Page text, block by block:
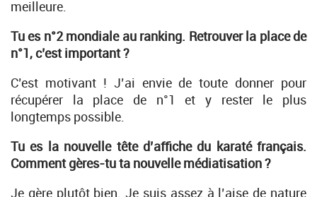
meilleure.
Tu es n°2 mondiale au ranking. Retrouver la place de
n°1, c’est important ?
C’est motivant ! J’ai envie de toute donner pour
récupérer la place de n°1 et y rester le plus
longtemps possible.
Tu es la nouvelle tête d’affiche du karaté français.
Comment gères-tu ta nouvelle médiatisation ?
Je gère plutôt bien. Je suis assez à l’aise de nature